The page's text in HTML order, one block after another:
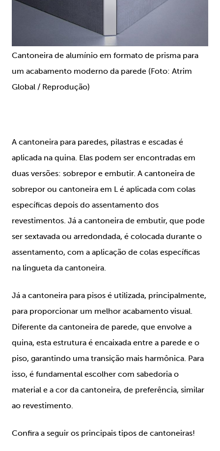
Cantoneira de alumínio em formato de prisma para
um acabamento moderno da parede (Foto: Atrim
Global / Reprodução)
A cantoneira para paredes, pilastras e escadas é
aplicada na quina. Elas podem ser encontradas em
duas versões: sobrepor e embutir. A cantoneira de
sobrepor ou cantoneira em L é aplicada com colas
específicas depois do assentamento dos
revestimentos. Já a cantoneira de embutir, que pode
ser sextavada ou arredondada, é colocada durante o
assentamento, com a aplicação de colas específicas
na lingueta da cantoneira.
Já a cantoneira para pisos é utilizada, principalmente,
para proporcionar um melhor acabamento visual.
Diferente da cantoneira de parede, que envolve a
quina, esta estrutura é encaixada entre a parede e o
piso, garantindo uma transição mais harmônica. Para
isso, é fundamental escolher com sabedoria o
material e a cor da cantoneira, de preferência, similar
ao revestimento.
Confira a seguir os principais tipos de cantoneiras!